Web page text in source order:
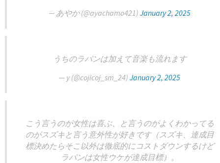
— あやか (@ayachamo421) January 2, 2025
うちのラパンは加えて音楽も流れます
— y (@cojicoj_sm_24) January 2, 2025
こう言うのが女性は喜ぶ、と言うのがよくわかってる
のがスズキと言う意外性が好きです（スズキ、達成目
標決めたらそこ以外は徹底的にコストダウンするけど
ラパンは女性ウケが達成目標）。